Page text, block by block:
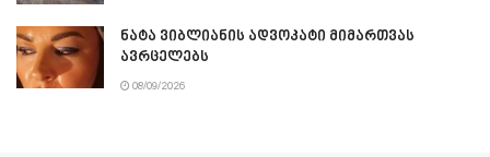
ნატა ვიბლიანის ადვოკატი მიმართვას
ავრცელებს
08/09/2026